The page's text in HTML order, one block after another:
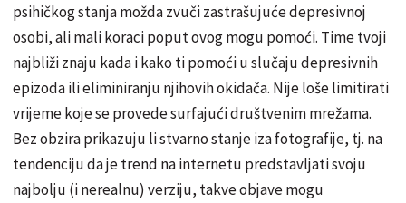
psihičkog stanja možda zvuči zastrašujuće depresivnoj
osobi, ali mali koraci poput ovog mogu pomoći. Time tvoji
najbliži znaju kada i kako ti pomoći u slučaju depresivnih
epizoda ili eliminiranju njihovih okidača. Nije loše limitirati
vrijeme koje se provede surfajući društvenim mrežama.
Bez obzira prikazuju li stvarno stanje iza fotografije, tj. na
tendenciju da je trend na internetu predstavljati svoju
najbolju (i nerealnu) verziju, takve objave mogu